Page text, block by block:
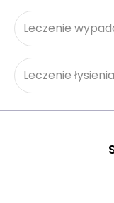
Leczenie
Leczenie łysienia